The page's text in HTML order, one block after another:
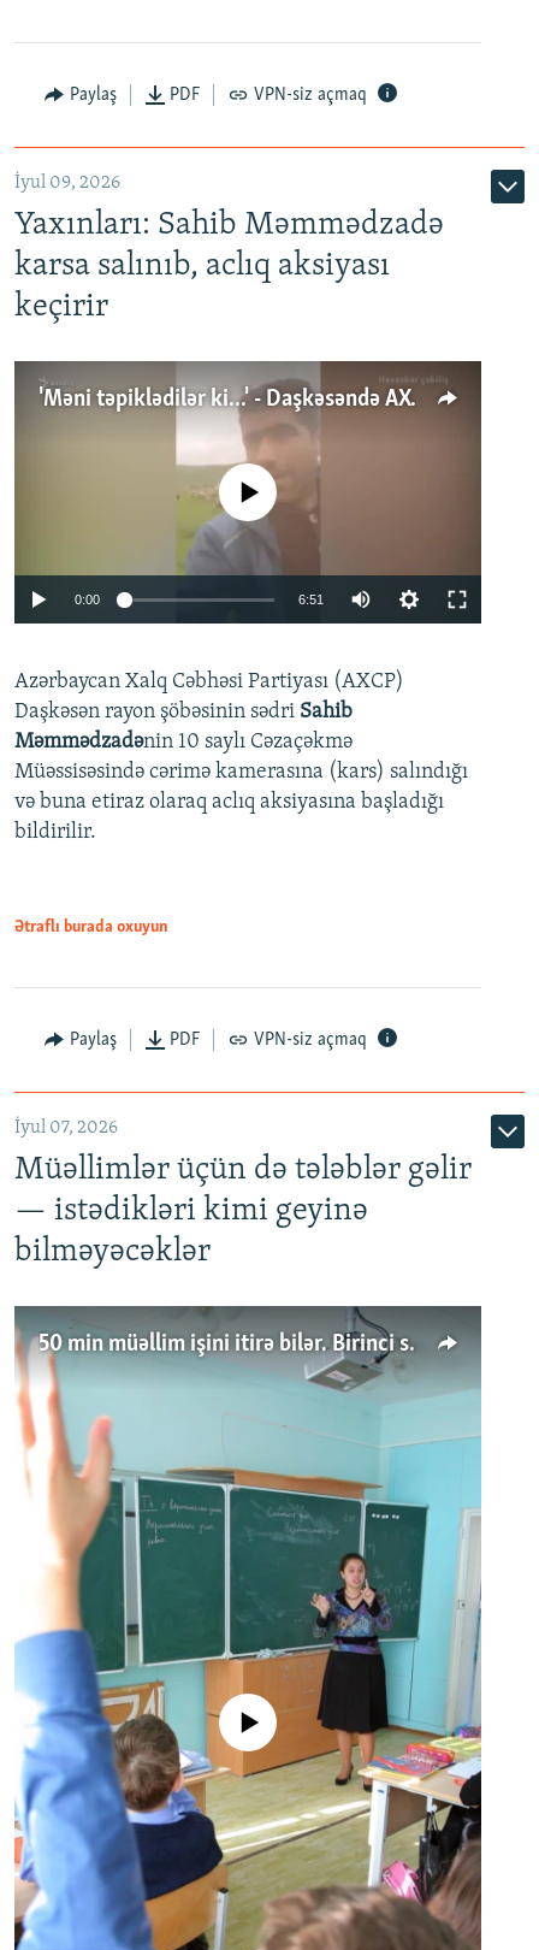
Paylaş PDF VPN-siz açmaq
İyul 09, 2026
Yaxınları: Sahib Məmmədzadə
karsa salınıb, aclıq aksiyası
keçirir
'Məni təpiklədilər ki...' - Daşkəsəndə AXCP fəalının yaxınları onun həbsinə etiraz edirlər
Auto 240p 360p
720p 1080p
No media source currently available
0:00 6:51
360p
720p
1080p
Azərbaycan Xalq Cəbhəsi Partiyası (AXCP)
Daşkəsən rayon şöbəsinin sədri Sahib
Məmmədzadənin 10 saylı Cəzaçəkmə
Müəssisəsində cərimə kamerasına (kars) salındığı
və buna etiraz olaraq aclıq aksiyasına başladığı
bildirilir.
Ətraflı burada oxuyun
Paylaş PDF VPN-siz açmaq
İyul 07, 2026
Müəllimlər üçün də tələblər gəlir
— istədikləri kimi geyinə
bilməyəcəklər
50 min müəllim işini itirə bilər. Birinci sinfə gedənlər azalır
No media source currently available